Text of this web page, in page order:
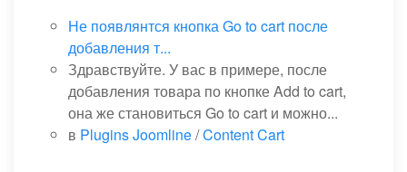
Не появлянтся кнопка Go to cart после
добавления т...
Здравствуйте. У вас в примере, после
добавления товара по кнопке Add to cart,
она же становиться Go to cart и можно...
в Plugins Joomline/Content Cart